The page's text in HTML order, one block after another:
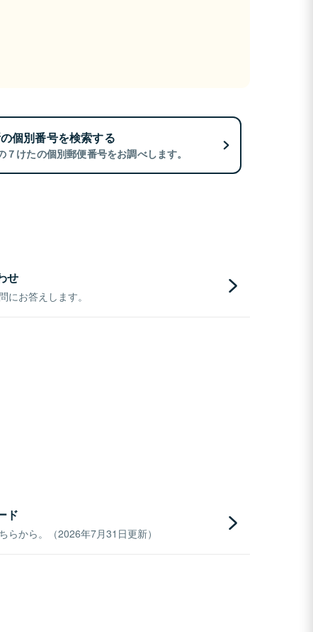
個別番号を検索する
７けたの個別郵便番号をお調べします。
せ
にお答えします。
ド
らから。（2026年7月31日更新）